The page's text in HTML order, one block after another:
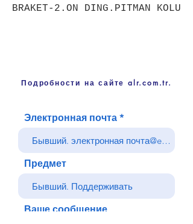
BRAKET-2.ON DING.PITMAN KOLU
Подробности на сайте alr.com.tr.
Электронная почта
Предмет
Ваше сообщение